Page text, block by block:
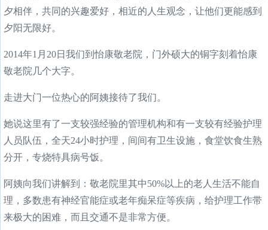
夕相伴，共同的兴趣爱好，相近的人生观念，让他们更能感到
夕阳无限好。
2014年1月20日我们到怡康敬老院，门外硕大的铜字刻着怡康
敬老院几个大字。
走进大门一位热心的阿姨接待了我们。
她说这里有了一支较强经验的管理机构和有一支较有经验护理
人员队伍，全天24小时护理，间间有卫生设施，食堂饮食生熟
分开，专烧特具病号饭。
阿姨向我们讲解到：敬老院里其中50%以上的老人生活不能自
理，多数患有神经官能症或老年痴呆症等疾病，给护理工作带
来极大的困难，而且交通不是非常方便。